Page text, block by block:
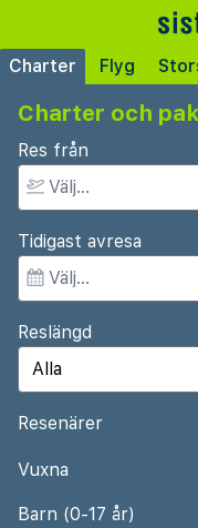
Charter Flyg
Charter och
Res från
Tidigast avresa
Reslängd
Resenärer
Vuxna
Barn (0-17 år)